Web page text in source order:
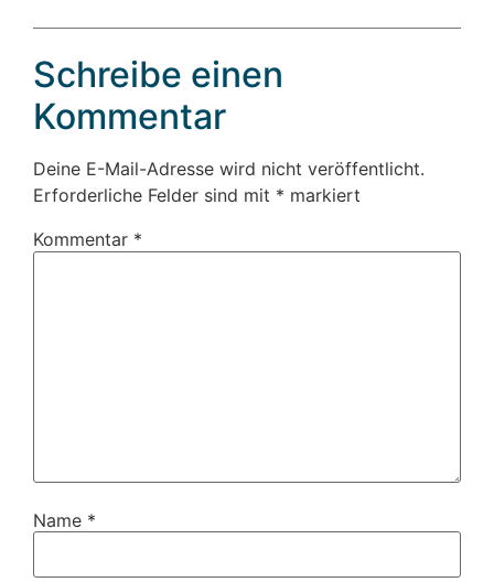
Schreibe einen
Kommentar
Deine E-Mail-Adresse wird nicht veröffentlicht.
Erforderliche Felder sind mit * markiert
Kommentar *
Name *